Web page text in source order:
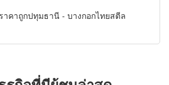
าคาถูกปทุมธานี - บางกอกไทยสตีล